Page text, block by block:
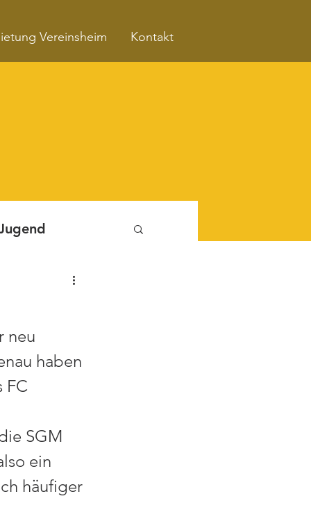
Vereinsheim Kontakt
Fitnessboxen
neu
haben
FC
SGM
ein
häufiger